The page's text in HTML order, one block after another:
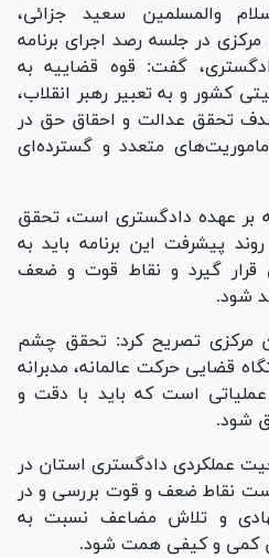
والمسلمین سعید جزائی،
در جلسه رصد اجرای برنامه
۱۴۰۴ این دادگستری، گفت: قوه قضاییه به
کشور و به تعبیر رهبر انقلاب،
تحقق عدالت و احقاق حق در
متعدد و گسترده‌ای
بر عهده دادگستری است، تحقق
۱۴۰۴ است. روند پیشرفت این برنامه باید به
قرار گیرد و نقاط قوت و ضعف
شود.
مرکزی تصریح کرد: تحقق چشم
قضایی حرکت عالمانه، مدبرانه
عملیاتی است که باید با دقت و
شود.
عملکردی دادگستری استان در
است نقاط ضعف و قوت بررسی و در
و تلاش مضاعف نسبت به
کمی و کیفی همت شود.